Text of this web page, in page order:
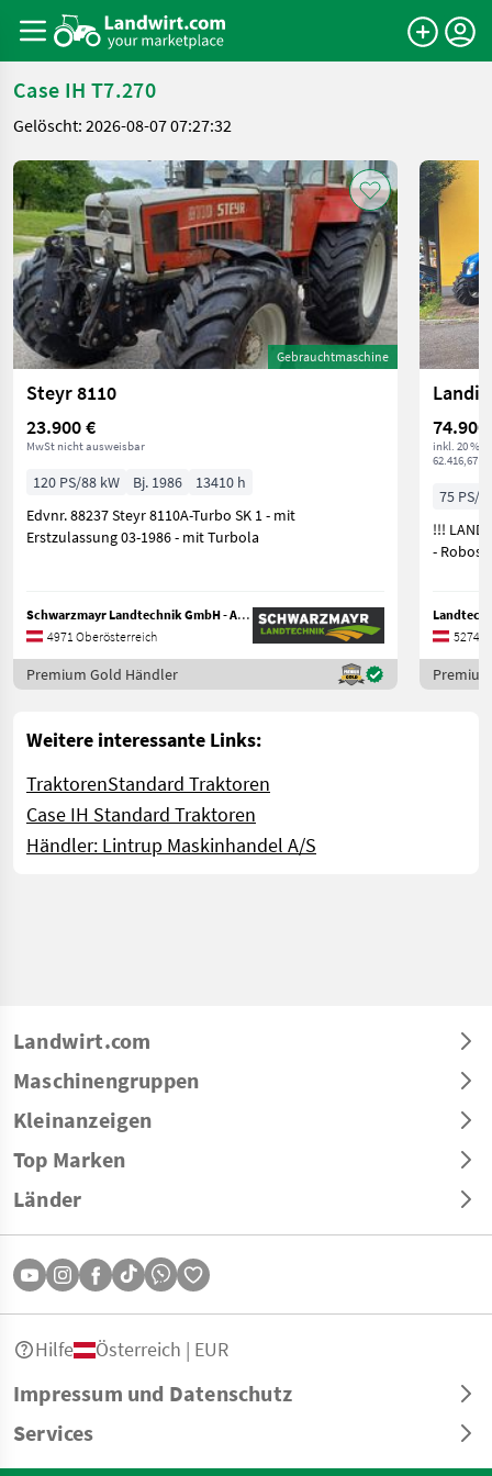
Case IH T7.270
Gelöscht: 2026-08-07 07:27:32
Gebrauchtmaschine
Steyr 8110
23.900 €
MwSt nicht ausweisbar
120 PS/88 kW Bj. 1986
13410 h
Edvnr. 88237 Steyr 8110A-Turbo SK 1 - mit
Erstzulassung 03-1986 - mit Turbola
Schwarzmayr Landtechnik GmbH - Aurolzmünster
4971 Oberösterreich
Premium Gold Händler
74.900
inkl. 20 %
62.416,67 €
75 PS/
!!! LANDINI 5-
-
5274
Weitere interessante Links:
TraktorenStandard Traktoren
Case IH Standard Traktoren
Händler: Lintrup Maskinhandel A/S
Landwirt.com
Maschinengruppen
Kleinanzeigen
Top Marken
Länder
Impressum und Datenschutz
Services
Hilfe Österreich | EUR